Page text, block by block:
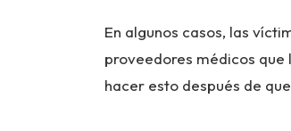
En algunos casos, las
proveedores médicos
hacer esto después de